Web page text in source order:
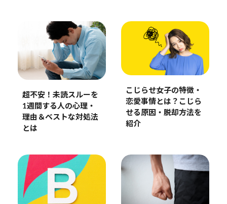
超不安！未読スルーを
1週間する人の心理・
理由＆ベストな対処法
とは
こじらせ女子の特徴・
恋愛事情とは？こじら
せる原因・脱却方法を
紹介